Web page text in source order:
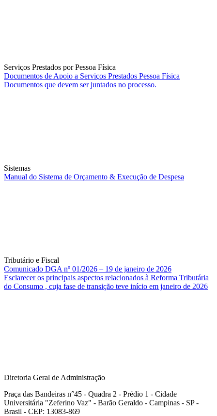
Serviços Prestados por Pessoa Física
Documentos de Apoio a Serviços Prestados Pessoa Física
Documentos que devem ser juntados no processo.
Sistemas
Manual do Sistema de Orçamento & Execução de Despesa
Tributário e Fiscal
Comunicado DGA nº 01/2026 – 19 de janeiro de 2026
Esclarecer os principais aspectos relacionados à Reforma Tributária
do Consumo , cuja fase de transição teve início em janeiro de 2026
Diretoria Geral de Administração
Praça das Bandeiras n°45 - Quadra 2 - Prédio 1 - Cidade
Universitária "Zeferino Vaz" - Barão Geraldo - Campinas - SP -
Brasil - CEP: 13083-869